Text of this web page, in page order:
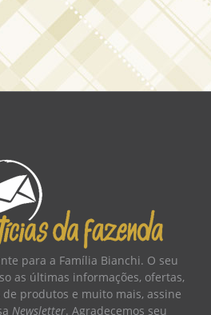
para a Família Bianchi. O seu
as últimas informações, ofertas,
produtos e muito mais, assine
Newsletter. Agradecemos seu